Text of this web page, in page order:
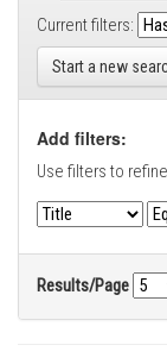
Current filters:
Start a new
Add filters:
Use filters to
Results/Page